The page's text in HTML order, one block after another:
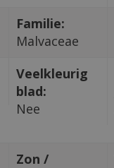
Familie:
Malvaceae
Veelkleurig
blad:
Nee
Zon /